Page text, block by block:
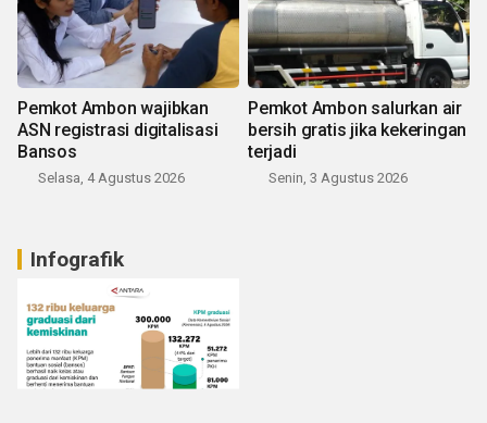
Pemkot Ambon wajibkan
ASN registrasi digitalisasi
Bansos
Selasa, 4 Agustus 2026
Pemkot Ambon salurkan air
bersih gratis jika kekeringan
terjadi
Senin, 3 Agustus 2026
Infografik